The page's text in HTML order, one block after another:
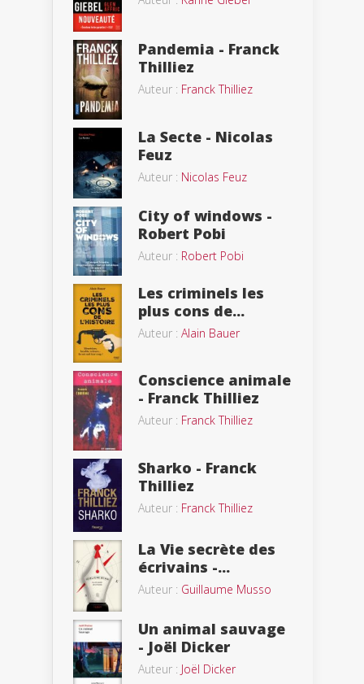
Pandemia - Franck
Thilliez
Auteur : Franck Thilliez
La Secte - Nicolas
Feuz
Auteur : Nicolas Feuz
City of windows -
Robert Pobi
Auteur : Robert Pobi
Les criminels les
plus cons de...
Auteur : Alain Bauer
Conscience animale
- Franck Thilliez
Auteur : Franck Thilliez
Sharko - Franck
Thilliez
Auteur : Franck Thilliez
La Vie secrète des
écrivains -...
Auteur : Guillaume Musso
Un animal sauvage
- Joël Dicker
Auteur : Joël Dicker